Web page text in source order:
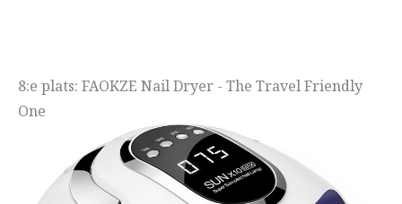
8:e plats: FAOKZE Nail Dryer - The Travel Friendly
One